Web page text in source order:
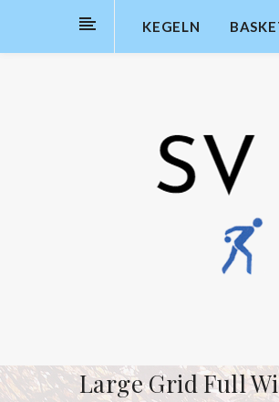
KEGELN
Large Grid Full